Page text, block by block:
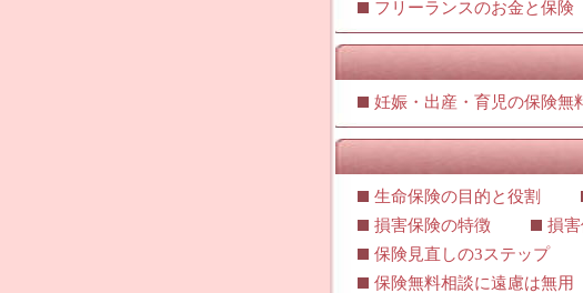
フリーランスのお金と保険
妊娠・出産・育児の保険無
生命保険の目的と役割
損害保険の特徴
損
保険見直しの3ステップ
保険無料相談に遠慮は無用